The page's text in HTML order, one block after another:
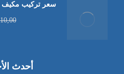
سعر تركيب مكيف سبليت
10,00
أحدث